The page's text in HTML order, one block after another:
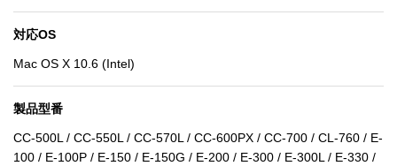
対応OS
Mac OS X 10.6 (Intel)
製品型番
CC-500L / CC-550L / CC-570L / CC-600PX / CC-700 / CL-760 / E-
100 / E-100P / E-150 / E-150G / E-200 / E-300 / E-300L / E-330 /